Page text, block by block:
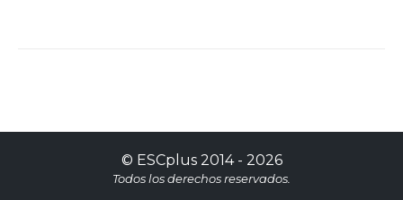
© ESCplus2014 - 2026
Todos los derechos reservados.